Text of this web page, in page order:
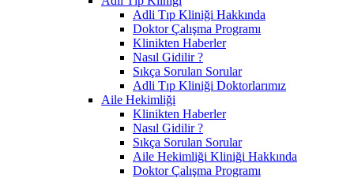
Adli Tıp Kliniği Hakkında
Doktor Çalışma Programı
Klinikten Haberler
Nasıl Gidilir ?
Sıkça Sorulan Sorular
Adli Tıp Kliniği Doktorlarımız
Aile Hekimliği
Klinikten Haberler
Nasıl Gidilir ?
Sıkça Sorulan Sorular
Aile Hekimliği Kliniği Hakkında
Doktor Çalışma Programı